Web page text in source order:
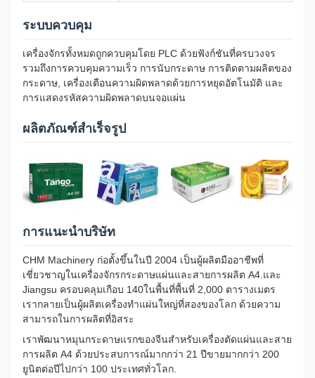
ระบบควบคุม
เครื่องจักรทั้งหมดถูกควบคุมโดย PLC ด้วยฟังก์ชันที่ครบวงจร
รวมถึงการควบคุมความเร็ว การนับกระดาษ การติดตามผลิตของ
กระดาษ, เครื่องเตือนความผิดพลาดด้วยการหยุดอัตโนมัติ และ
การแสดงรหัสความผิดพลาดบนจอแผ่น
ผลิตภัณฑ์สําเร็จรูป
การแนะนําบริษัท
CHM Machinery ก่อตั้งขึ้นในปี 2004 เป็นผู้ผลิตมืออาชีพที่
เชี่ยวชาญในเครื่องจักรกระดาษแผ่นและสายการผลิต A4.และ
Jiangsu ครอบคลุมเกือบ 140ในพื้นที่พื้นที่ 2,000 ตารางเมตร
เรากลายเป็นผู้ผลิตเครื่องทําแผ่นใหญ่ที่สองของโลก ด้วยความ
สามารถในการผลิตที่อิสระ
เราพัฒนาหมุนกระดาษแรกของจีนสําหรับเครื่องตัดแผ่นและสาย
การผลิต A4 ด้วยประสบการณ์มากกว่า 21 ปีขายมากกว่า 200
ยูนิตต่อปีไปกว่า 100 ประเทศทั่วโลก.